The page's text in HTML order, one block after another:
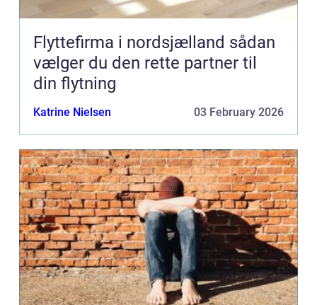
Flyttefirma i nordsjælland sådan
vælger du den rette partner til
din flytning
Katrine Nielsen 03 February 2026